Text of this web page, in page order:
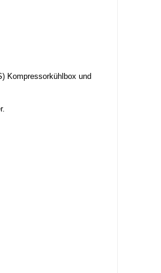
Kompressorkühlbox und